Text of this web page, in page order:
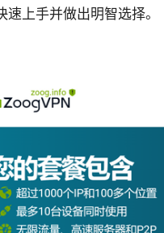
速上手并做出明智选择。